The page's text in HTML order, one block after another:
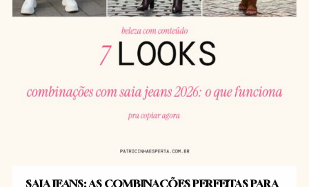
SAIA JEANS: AS COMBINAÇÕES PERFEITAS PARA